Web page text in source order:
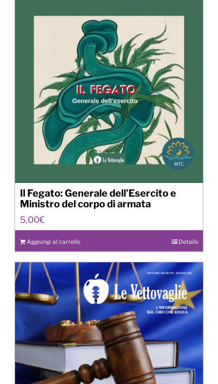
Il Fegato: Generale dell’Esercito e
Ministro del corpo di armata
5,00€
Aggiungi al carrello Details